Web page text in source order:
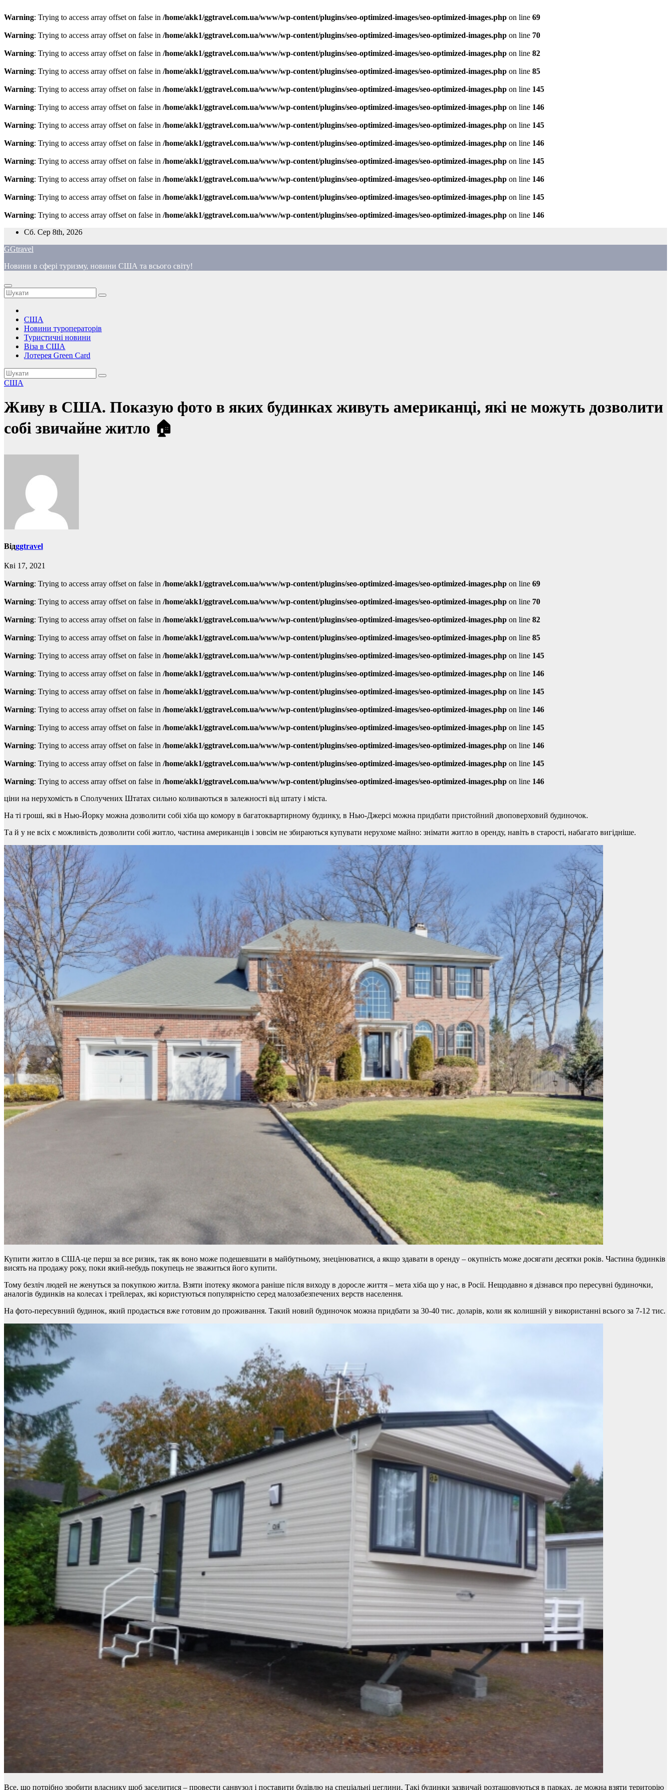
Warning: Trying to access array offset on false in /home/akk1/ggtravel.com.ua/www/wp-content/plugins/seo-optimized-images/seo-optimized-images.php on line 69
Warning: Trying to access array offset on false in /home/akk1/ggtravel.com.ua/www/wp-content/plugins/seo-optimized-images/seo-optimized-images.php on line 70
Warning: Trying to access array offset on false in /home/akk1/ggtravel.com.ua/www/wp-content/plugins/seo-optimized-images/seo-optimized-images.php on line 82
Warning: Trying to access array offset on false in /home/akk1/ggtravel.com.ua/www/wp-content/plugins/seo-optimized-images/seo-optimized-images.php on line 85
Warning: Trying to access array offset on false in /home/akk1/ggtravel.com.ua/www/wp-content/plugins/seo-optimized-images/seo-optimized-images.php on line 145
Warning: Trying to access array offset on false in /home/akk1/ggtravel.com.ua/www/wp-content/plugins/seo-optimized-images/seo-optimized-images.php on line 146
Warning: Trying to access array offset on false in /home/akk1/ggtravel.com.ua/www/wp-content/plugins/seo-optimized-images/seo-optimized-images.php on line 145
Warning: Trying to access array offset on false in /home/akk1/ggtravel.com.ua/www/wp-content/plugins/seo-optimized-images/seo-optimized-images.php on line 146
Warning: Trying to access array offset on false in /home/akk1/ggtravel.com.ua/www/wp-content/plugins/seo-optimized-images/seo-optimized-images.php on line 145
Warning: Trying to access array offset on false in /home/akk1/ggtravel.com.ua/www/wp-content/plugins/seo-optimized-images/seo-optimized-images.php on line 146
Warning: Trying to access array offset on false in /home/akk1/ggtravel.com.ua/www/wp-content/plugins/seo-optimized-images/seo-optimized-images.php on line 145
Warning: Trying to access array offset on false in /home/akk1/ggtravel.com.ua/www/wp-content/plugins/seo-optimized-images/seo-optimized-images.php on line 146
Перейти
вмісту
Сб. Сер 8th, 2026
GGtravel
Новини в сфері туризму, новини США та всього світу!
США
Новини туроператорів
Туристичні новини
Віза в США
Лотерея Green Card
США
Живу в США. Показую фото в яких будинках живуть американці, які не можуть дозволити
собі звичайне житло 🏠
Відggtravel
Кві 17, 2021
Warning: Trying to access array offset on false in /home/akk1/ggtravel.com.ua/www/wp-content/plugins/seo-optimized-images/seo-optimized-images.php on line 69
Warning: Trying to access array offset on false in /home/akk1/ggtravel.com.ua/www/wp-content/plugins/seo-optimized-images/seo-optimized-images.php on line 70
Warning: Trying to access array offset on false in /home/akk1/ggtravel.com.ua/www/wp-content/plugins/seo-optimized-images/seo-optimized-images.php on line 82
Warning: Trying to access array offset on false in /home/akk1/ggtravel.com.ua/www/wp-content/plugins/seo-optimized-images/seo-optimized-images.php on line 85
Warning: Trying to access array offset on false in /home/akk1/ggtravel.com.ua/www/wp-content/plugins/seo-optimized-images/seo-optimized-images.php on line 145
Warning: Trying to access array offset on false in /home/akk1/ggtravel.com.ua/www/wp-content/plugins/seo-optimized-images/seo-optimized-images.php on line 146
Warning: Trying to access array offset on false in /home/akk1/ggtravel.com.ua/www/wp-content/plugins/seo-optimized-images/seo-optimized-images.php on line 145
Warning: Trying to access array offset on false in /home/akk1/ggtravel.com.ua/www/wp-content/plugins/seo-optimized-images/seo-optimized-images.php on line 146
Warning: Trying to access array offset on false in /home/akk1/ggtravel.com.ua/www/wp-content/plugins/seo-optimized-images/seo-optimized-images.php on line 145
Warning: Trying to access array offset on false in /home/akk1/ggtravel.com.ua/www/wp-content/plugins/seo-optimized-images/seo-optimized-images.php on line 146
Warning: Trying to access array offset on false in /home/akk1/ggtravel.com.ua/www/wp-content/plugins/seo-optimized-images/seo-optimized-images.php on line 145
Warning: Trying to access array offset on false in /home/akk1/ggtravel.com.ua/www/wp-content/plugins/seo-optimized-images/seo-optimized-images.php on line 146
ціни на нерухомість в Сполучених Штатах сильно коливаються в залежності від штату і міста.
На ті гроші, які в Нью-Йорку можна дозволити собі хіба що комору в багатоквартирному будинку, в Нью-Джерсі можна придбати пристойний двоповерховий будиночок.
Та й у не всіх є можливість дозволити собі житло, частина американців і зовсім не збираються купувати нерухоме майно: знімати житло в оренду, навіть в старості, набагато вигідніше.
Купити житло в США-це перш за все ризик, так як воно може подешевшати в майбутньому, знецінюватися, а якщо здавати в оренду – окупність може досягати десятки років. Частина будинків
висять на продажу року, поки який-небудь покупець не зважиться його купити.
Тому безліч людей не женуться за покупкою житла. Взяти іпотеку якомога раніше після виходу в доросле життя – мета хіба що у нас, в Росії. Нещодавно я дізнався про пересувні будиночки,
аналогів будинків на колесах і трейлерах, які користуються популярністю серед малозабезпечених верств населення.
На фото-пересувний будинок, який продається вже готовим до проживання. Такий новий будиночок можна придбати за 30-40 тис. доларів, коли як колишній у використанні всього за 7-12 тис.
Все, що потрібно зробити власнику щоб заселитися – провести санвузол і поставити будівлю на спеціальні цеглини. Такі будинки зазвичай розташовуються в парках, де можна взяти територію